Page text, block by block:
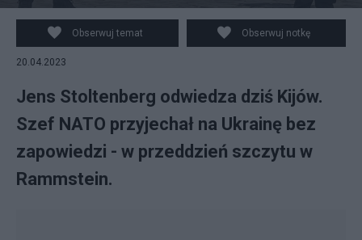
Obserwuj temat Obserwuj notkę
20.04.2023
Jens Stoltenberg odwiedza dziś Kijów.
Szef NATO przyjechał na Ukrainę bez
zapowiedzi - w przeddzień szczytu w
Rammstein.